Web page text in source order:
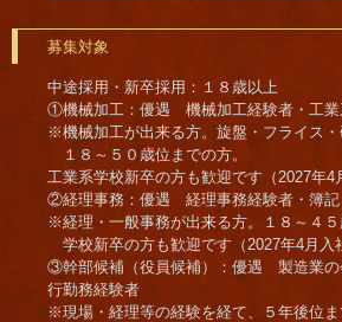
募集対象
中途採用・新卒採用：１８歳以上
①機械加工：優遇 機械加工経験者・工業
※機械加工が出来る方。旋盤・フライス・
１８～５０歳位までの方。
工業系学校新卒の方も歓迎です（2027年4
②経理事務：優遇 経理事務経験者・簿記
※経理・一般事務が出来る方。１８～４５
学校新卒の方も歓迎です（2027年4月入
③幹部候補（役員候補）：優遇 製造業の
行勤務経験者
※現場・経理等の経験を経て、５年後位